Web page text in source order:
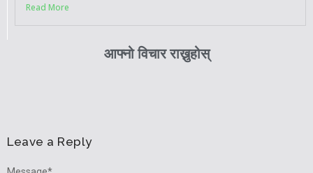
Read More
आफ्नो विचार राख्नुहोस्
Leave a Reply